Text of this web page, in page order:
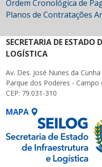
Ordem Cronológica de
Planos de Contratações
SECRETARIA DE ESTADO
LOGÍSTICA
Av. Des. José Nunes da
Parque dos Poderes - Campo
CEP: 79.031-310
MAPA